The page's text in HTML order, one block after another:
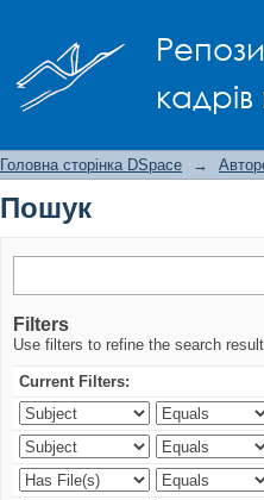
Головна сторінка DSpace →
Пошук
Filters
Use filters to refine the search
Current Filters: